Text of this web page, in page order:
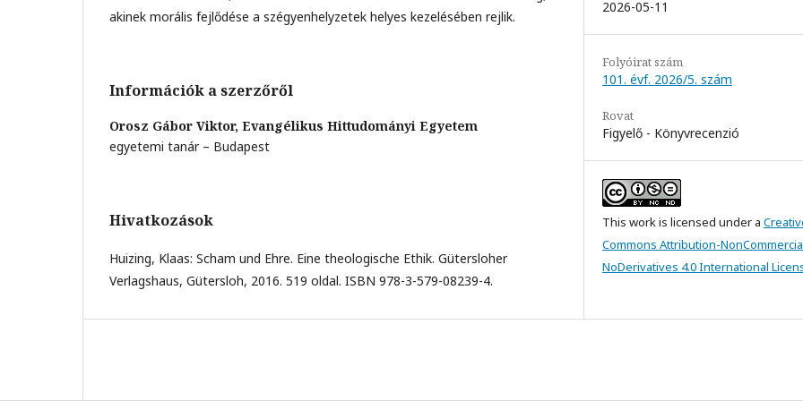
akinek morális fejlődése a szégyenhelyzetek helyes kezelésében rejlik.
Információk a szerzőről
Orosz Gábor Viktor, Evangélikus Hittudományi Egyetem
egyetemi tanár – Budapest
Hivatkozások
Huizing, Klaas: Scham und Ehre. Eine theologische Ethik. Gütersloher
Verlagshaus, Gütersloh, 2016. 519 oldal. ISBN 978-3-579-08239-4.
2026-05-11
Folyóirat szám
101. évf. 2026/5. szám
Rovat
Figyelő - Könyvrecenzió
This work is licensed under a
Commons Attribution-
NoDerivatives 4.0 International